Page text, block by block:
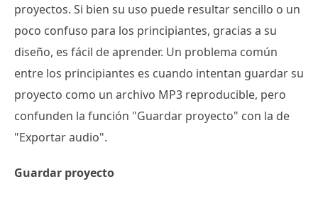
proyectos. Si bien su uso puede resultar sencillo o un
poco confuso para los principiantes, gracias a su
diseño, es fácil de aprender. Un problema común
entre los principiantes es cuando intentan guardar su
proyecto como un archivo MP3 reproducible, pero
confunden la función "Guardar proyecto" con la de
"Exportar audio".
Guardar proyecto